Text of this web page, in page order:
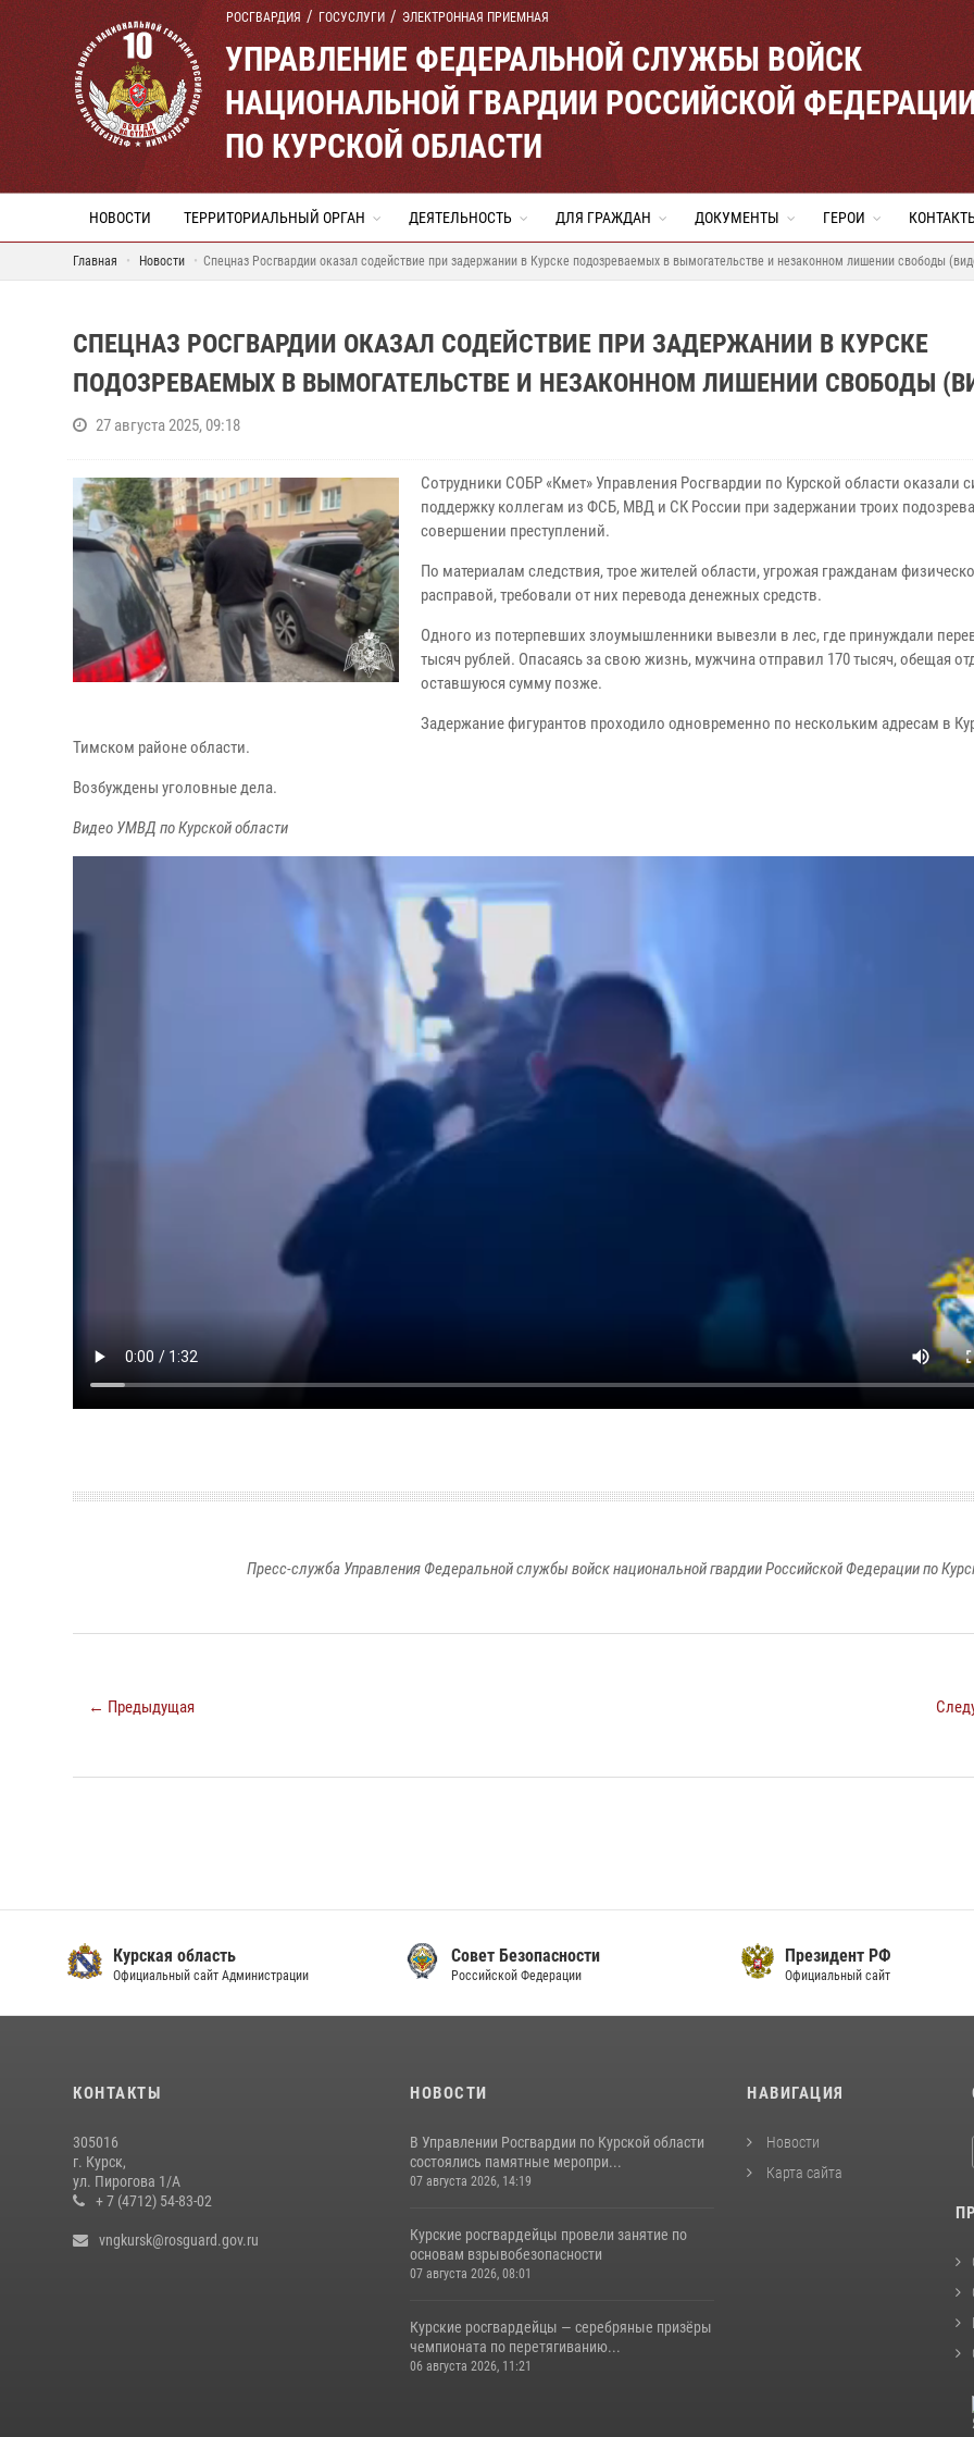
РОСГВАРДИЯ ГОСУСЛУГИ ЭЛЕКТРОННАЯ ПРИЕМНАЯ
УПРАВЛЕНИЕ ФЕДЕРАЛЬНОЙ СЛУЖБЫ ВОЙСК
НАЦИОНАЛЬНОЙ ГВАРДИИ РОССИЙСКОЙ
ПО КУРСКОЙ ОБЛАСТИ
НОВОСТИ ТЕРРИТОРИАЛЬНЫЙ ОРГАН ДЕЯТЕЛЬНОСТЬ ДЛЯ ГРАЖДАН ДОКУМЕНТЫ ГЕРОИ
Главная Новости Спецназ Росгвардии оказал содействие при задержании в Курске подозреваемых в вымогательстве и незаконном лишении свободы
СПЕЦНАЗ РОСГВАРДИИ ОКАЗАЛ СОДЕЙСТВИЕ ПРИ ЗАДЕРЖАНИИ В КУРСКЕ
ПОДОЗРЕВАЕМЫХ В ВЫМОГАТЕЛЬСТВЕ И НЕЗАКОННОМ ЛИШЕНИИ СВОБОДЫ
27 августа 2025, 09:18
Сотрудники СОБР «Кмет» Управления Росгвардии по Курской области оказали
поддержку коллегам из ФСБ, МВД и СК России при задержании троих
совершении преступлений.
По материалам следствия, трое жителей области, угрожая гражданам
расправой, требовали от них перевода денежных средств.
Одного из потерпевших злоумышленники вывезли в лес, где принуждали
тысяч рублей. Опасаясь за свою жизнь, мужчина отправил 170 тысяч, обещая
оставшуюся сумму позже.
Задержание фигурантов проходило одновременно по нескольким адресам в
Тимском районе области.
Возбуждены уголовные дела.
Видео УМВД по Курской области
Пресс-служба Управления Федеральной службы войск национальной гвардии Российской Федерации по
← Предыдущая
Курская область
Официальный сайт Администрации
Совет Безопасности
Российской Федерации
Президент РФ
Официальный сайт
КОНТАКТЫ
305016
г. Курск,
ул. Пирогова 1/А
+ 7 (4712) 54-83-02
vngkursk@rosguard.gov.ru
НОВОСТИ
В Управлении Росгвардии по Курской области
состоялись памятные меропри...
07 августа 2026, 14:19
Курские росгвардейцы провели занятие по
основам взрывобезопасности
07 августа 2026, 08:01
Курские росгвардейцы — серебряные призёры
чемпионата по перетягиванию...
06 августа 2026, 11:21
НАВИГАЦИЯ
Новости
Карта сайта